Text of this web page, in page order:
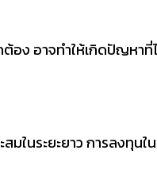
ง อาจทำให้เกิดปัญหา
ในระยะยาว การลงทุ